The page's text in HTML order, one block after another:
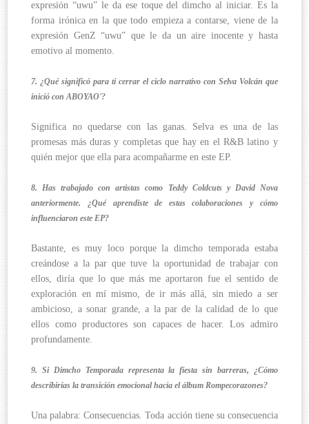
expresión “uwu” le da ese toque del dimcho al iniciar. Es la
forma irónica en la que todo empieza a contarse, viene de la
expresión GenZ “uwu” que le da un aire inocente y hasta
emotivo al momento.
7. ¿Qué significó para ti cerrar el ciclo narrativo con Selva Volcán que
inició con ABOYAO'?
Significa no quedarse con las ganas. Selva es una de las
promesas más duras y completas que hay en el R&B latino y
quién mejor que ella para acompañarme en este EP.
8. Has trabajado con artistas como Teddy Coldcuts y David Nova
anteriormente. ¿Qué aprendiste de estas colaboraciones y cómo
influenciaron este EP?
Bastante, es muy loco porque la dimcho temporada estaba
creándose a la par que tuve la oportunidad de trabajar con
ellos, diría que lo que más me aportaron fue el sentido de
exploración en mí mismo, de ir más allá, sin miedo a ser
ambicioso, a sonar grande, a la par de la calidad de lo que
ellos como productores son capaces de hacer. Los admiro
profundamente.
9. Si Dimcho Temporada representa la fiesta sin barreras, ¿Cómo
describirías la transición emocional hacia el álbum Rompecorazones?
Una palabra: Consecuencias. Toda acción tiene su consecuencia